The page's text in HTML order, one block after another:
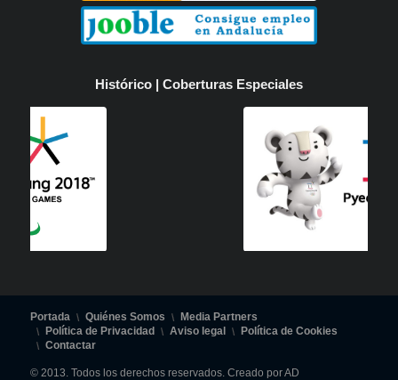
Histórico | Coberturas Especiales
Portada Quiénes Somos
Media Partners
Política de Privacidad
Aviso legal
Política de Cookies
Contactar
© 2013. Todos los derechos reservados. Creado por AD